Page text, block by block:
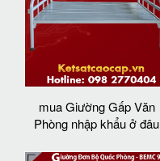
mua Giường Gấp Văn
Phòng nhập khẩu ở đâu